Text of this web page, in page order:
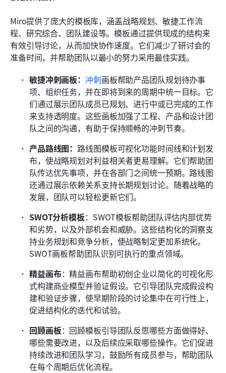
Miro提供了庞大的模板库，涵盖战略规划、敏捷工作流
程、研究综合、团队建设等。模板通过提供现成的结构来
有效引导讨论，从而加快协作速度。它们减少了研讨会的
准备时间，并帮助团队以最小的努力采用最佳实践。
敏捷冲刺画板：冲刺画板帮助产品团队规划待办事
项、组织任务，并在即将到来的周期中统一目标。它
们通过展示团队成员已规划、进行中或已完成的工作
来支持透明度。这些画板加强了工程、产品和设计团
队之间的沟通，有助于保持顺畅的冲刺节奏。
产品路线图： 路线图模板可视化功能时间线和计划发
布，使战略规划对利益相关者更易理解。它们帮助团
队传达优先事项，并在各部门之间统一预期。路线图
还通过展示依赖关系支持长期规划讨论。随着战略的
发展，团队可以轻松更新它们。
SWOT分析模板：SWOT模板帮助团队评估内部优势
和劣势，以及外部机会和威胁。这些结构化的洞察支
持业务规划和竞争分析，使战略制定更加系统化。
SWOT画板帮助团队识别可执行的重点领域。
精益画布：精益画布帮助初创企业以简化的可视化形
式构建商业模型并验证假设。它引导团队完成假设构
建和验证步骤，使早期阶段的讨论集中在可行性上，
促进结构化的迭代和试验。
回顾画板：回顾模板引导团队反思哪些方面做得好、
哪些需要改进，以及后续应采取哪些操作。它们促进
持续改进和团队学习，鼓励所有成员参与，帮助团队
在每个周期后优化流程。